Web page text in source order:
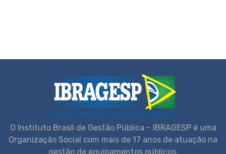
O Instituto Brasil de Gestão Pública – IBRAGESP é uma
Organização Social com mais de 17 anos de atuação na
gestão de equipamentos públicos.